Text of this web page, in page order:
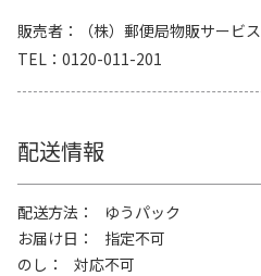
販売者
（株）郵便局物販サービス
TEL
0120-011-201
配送情報
配送方法
ゆうパック
お届け日
指定不可
のし
対応不可